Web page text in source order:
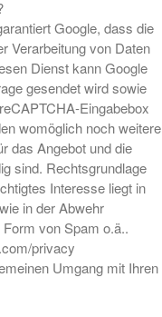
Google, dass die
Verarbeitung von Daten
Dienst kann Google
gesendet wird sowie
Eingabebox
womöglich noch weitere
das Angebot und die
sind. Rechtsgrundlage
Interesse liegt in
in der Abwehr
von Spam o.ä..
privacy
Umgang mit Ihren